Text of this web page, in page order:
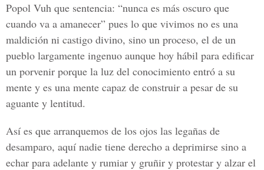
Popol Vuh que sentencia: “nunca es más oscuro que
cuando va a amanecer” pues lo que vivimos no es una
maldición ni castigo divino, sino un proceso, el de un
pueblo largamente ingenuo aunque hoy hábil para edificar
un porvenir porque la luz del conocimiento entró a su
mente y es una mente capaz de construir a pesar de su
aguante y lentitud.
Así es que arranquemos de los ojos las legañas de
desamparo, aquí nadie tiene derecho a deprimirse sino a
echar para adelante y rumiar y gruñir y protestar y alzar el